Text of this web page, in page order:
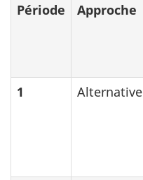
Période Approche
1 Alternative